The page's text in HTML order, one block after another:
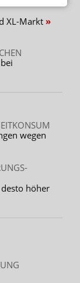
XL-Markt
wegen
höher